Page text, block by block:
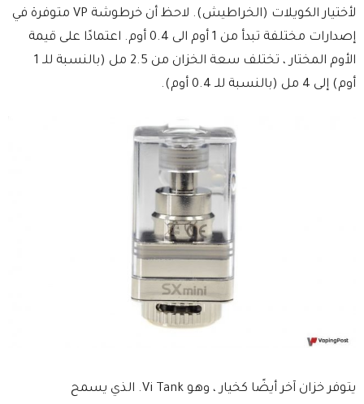
لأختيار الكويلات (الخراطيش). لاحظ أن خرطوشة VP متوفرة في
إصدارات مختلفة تبدأ من 1 أوم الى 0.4 أوم. اعتمادًا على قيمة
الأوم المختار ، تختلف سعة الخزان من 2.5 مل (بالنسبة للـ 1
أوم) إلى 4 مل (بالنسبة للـ 0.4 أوم).
يتوفر خزان آخر أيضًا كخيار ، وهو Vi Tank. الذي يسمح